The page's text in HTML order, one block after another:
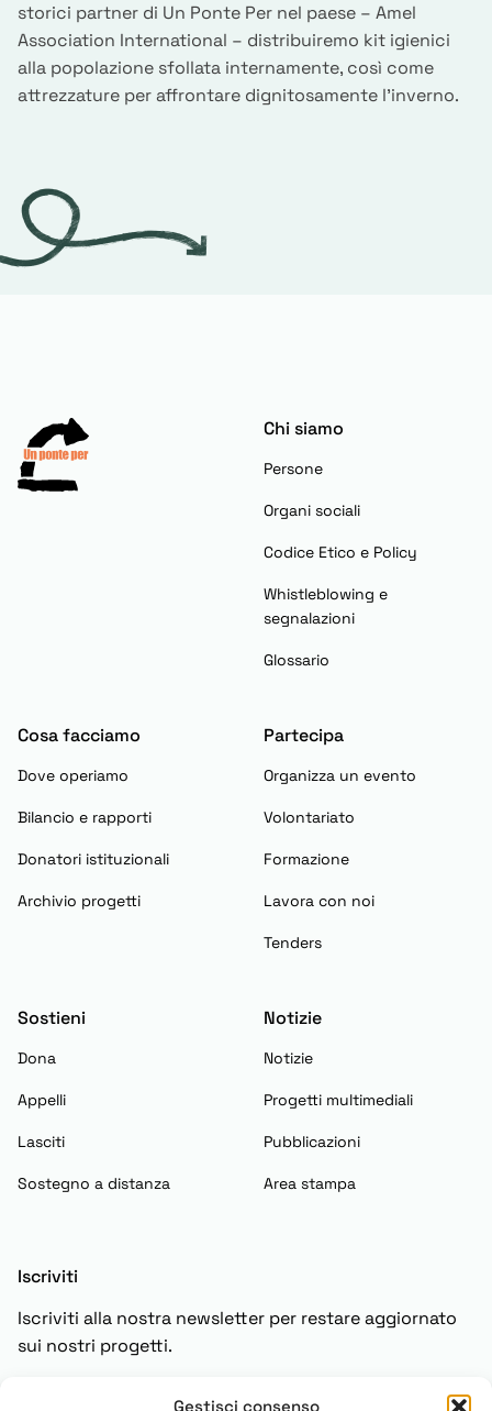
Gestisci consenso
storici partner di Un Ponte Per nel paese – Amel
Association International – distribuiremo kit igienici
alla popolazione sfollata internamente, così come
attrezzature per affrontare dignitosamente l’inverno.
Chi siamo
Persone
Organi sociali
Codice Etico e Policy
Whistleblowing e
segnalazioni
Glossario
Cosa facciamo
Dove operiamo
Bilancio e rapporti
Donatori istituzionali
Archivio progetti
Partecipa
Organizza un evento
Volontariato
Formazione
Lavora con noi
Tenders
Sostieni
Dona
Appelli
Lasciti
Sostegno a distanza
Notizie
Notizie
Progetti multimediali
Pubblicazioni
Area stampa
Iscriviti
Iscriviti alla nostra newsletter per restare aggiornato
sui nostri progetti.